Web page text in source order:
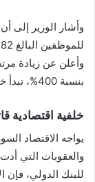
وأشار الوزير إلى
وأعلن عن زيادة
بنسبة 400%، تبدأ خلال الشهر الجاري أو المقبل.
خلفية اقتصادية
يواجه الاقتصاد
والعقوبات التي